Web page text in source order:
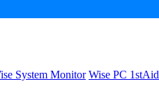
System Monitor Wise PC 1stAid